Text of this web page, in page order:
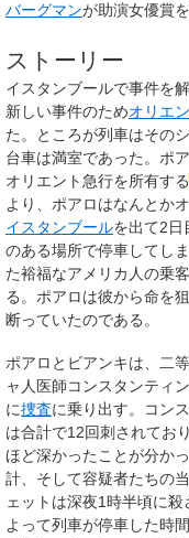
バーグマンが助演女優賞
ストーリー
イスタンブールで事件を
新しい事件のためオリエ
た。ところが列車はその
台車は満室であった。ポ
オリエント急行を所有する
より、ポアロはなんとか
イスタンブールを出て2日
のある場所で停車してし
た裕福なアメリカ人の乗客
る。ポアロは彼から命を
断っていたのである。
ポアロとビアンキは、二
ャ人医師コンスタンティン
に捜査に乗り出す。コン
は合計で12回刺されてお
ほど深かったことが分か
計、そして容疑者たちの
ェットは深夜1時半頃に
よって列車が停車した時